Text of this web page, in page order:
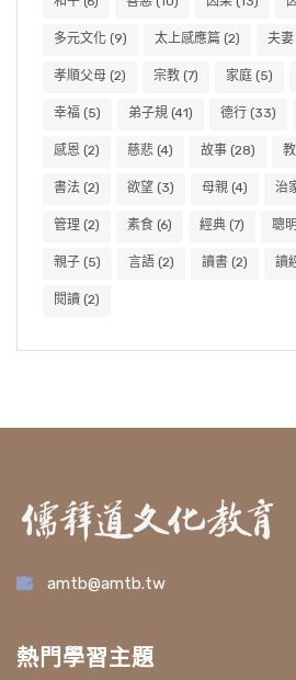
多元文化 (9) 太上感應篇 (2) 夫妻
孝順父母 (2) 宗教 (7) 家庭 (5)
幸福 (5) 弟子規 (41) 德行 (33)
感恩 (2) 慈悲 (4) 故事 (28)
書法 (2) 欲望 (3) 母親 (4) 治
管理 (2) 素食 (6) 經典 (7) 聰明
親子 (5) 言語 (2) 讀書 (2) 讀
閱讀 (2)
amtb@amtb.tw
熱門學習主題